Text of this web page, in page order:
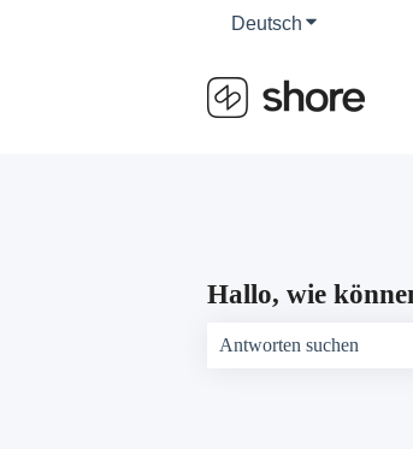
Deutsch Untermenü
Hallo, wie